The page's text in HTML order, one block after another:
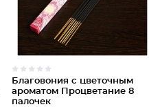
Благовония с цветочным
ароматом Процветание 8
палочек